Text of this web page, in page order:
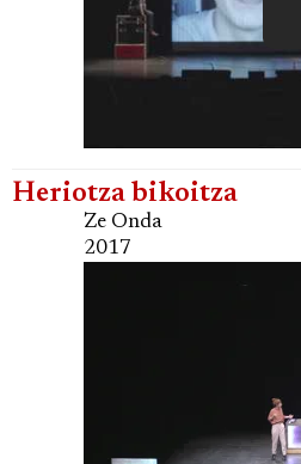
Heriotza bikoitza
Ze Onda
2017